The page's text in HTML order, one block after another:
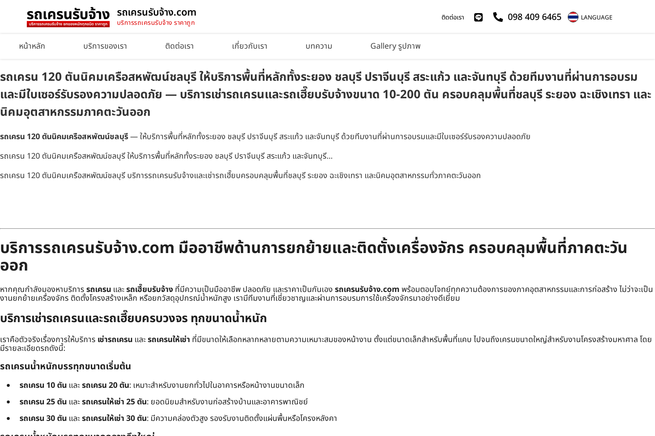
รถเครนรับจ้าง.com
บริการรถเครนรับจ้าง ราคาถูก
ติดต่อเรา 098 409 6465 LANGUAGE
หน้าหลัก บริการของเรา ติดต่อเรา เกี่ยวกับเรา บทความ Gallery รูปภาพ
รถเครน 120 ตันนิคมเครือสหพัฒน์ชลบุรี ให้บริการพื้นที่หลักทั้งระยอง ชลบุรี ปราจีนบุรี สระแก้ว และจันทบุรี ด้วยทีมงานที่ผ่านการอบรม
และมีใบเซอร์รับรองความปลอดภัย — บริการเช่ารถเครนและรถเฮี๊ยบรับจ้างขนาด 10-200 ตัน ครอบคลุมพื้นที่ชลบุรี ระยอง ฉะเชิงเทรา และ
นิคมอุตสาหกรรมภาคตะวันออก
รถเครน 120 ตันนิคมเครือสหพัฒน์ชลบุรี— ให้บริการพื้นที่หลักทั้งระยอง ชลบุรี ปราจีนบุรี สระแก้ว และจันทบุรี ด้วยทีมงานที่ผ่านการอบรมและมีใบเซอร์รับรองความปลอดภัย
รถเครน 120 ตันนิคมเครือสหพัฒน์ชลบุรี ให้บริการพื้นที่หลักทั้งระยอง ชลบุรี ปราจีนบุรี สระแก้ว และจันทบุรี…
รถเครน 120 ตันนิคมเครือสหพัฒน์ชลบุรี บริการรถเครนรับจ้างและเช่ารถเฮี๊ยบครอบคลุมพื้นที่ชลบุรี ระยอง ฉะเชิงเทรา และนิคมอุตสาหกรรมทั่วภาคตะวันออก
บริการรถเครนรับจ้าง.com มืออาชีพด้านการยกย้ายและติดตั้งเครื่องจักร ครอบคลุมพื้นที่ภาคตะวัน
ออก
หากคุณกำลังมองหาบริการรถเครน และรถเฮี๊ยบรับจ้าง ที่มีความเป็นมืออาชีพ ปลอดภัย และราคาเป็นกันเอง รถเครนรับจ้าง.com พร้อมตอบโจทย์ทุกความต้องการของภาคอุตสาหกรรมและการก่อสร้าง ไม่ว่าจะเป็น
งานยกย้ายเครื่องจักร ติดตั้งโครงสร้างเหล็ก หรือยกวัสดุอุปกรณ์น้ำหนักสูง เรามีทีมงานที่เชี่ยวชาญและผ่านการอบรมการใช้เครื่องจักรมาอย่างดีเยี่ยม
บริการเช่ารถเครนและรถเฮี๊ยบครบวงจร ทุกขนาดน้ำหนัก
เราคือตัวจริงเรื่องการให้บริการ เช่ารถเครน และรถเครนให้เช่า ที่มีขนาดให้เลือกหลากหลายตามความเหมาะสมของหน้างาน ตั้งแต่ขนาดเล็กสำหรับพื้นที่แคบ ไปจนถึงเครนขนาดใหญ่สำหรับงานโครงสร้างมหาศาล โดย
มีรายละเอียดรถดังนี้:
รถเครนน้ำหนักบรรทุกขนาดเริ่มต้น
รถเครน 10 ตัน และรถเครน 20 ตัน: เหมาะสำหรับงานยกทั่วไปในอาคารหรือหน้างานขนาดเล็ก
รถเครน 25 ตัน และรถเครนให้เช่า 25 ตัน: ยอดนิยมสำหรับงานก่อสร้างบ้านและอาคารพาณิชย์
รถเครน 30 ตัน และรถเครนให้เช่า 30 ตัน: มีความคล่องตัวสูง รองรับงานติดตั้งแผ่นพื้นหรือโครงหลังคา